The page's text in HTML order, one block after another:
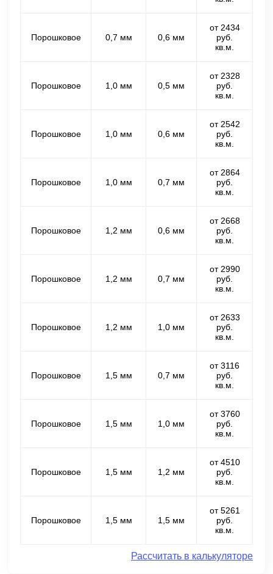
Порошковое 0,7 мм 0,6 мм
от 2434
руб.
кв.м.
Порошковое 1,0 мм 0,5 мм
от 2328
руб.
кв.м.
Порошковое 1,0 мм 0,6 мм
от 2542
руб.
кв.м.
Порошковое 1,0 мм 0,7 мм
от 2864
руб.
кв.м.
Порошковое 1,2 мм 0,6 мм
от 2668
руб.
кв.м.
Порошковое 1,2 мм 0,7 мм
от 2990
руб.
кв.м.
Порошковое 1,2 мм 1,0 мм
от 2633
руб.
кв.м.
Порошковое 1,5 мм 0,7 мм
от 3116
руб.
кв.м.
Порошковое 1,5 мм 1,0 мм
от 3760
руб.
кв.м.
Порошковое 1,5 мм 1,2 мм
от 4510
руб.
кв.м.
Порошковое 1,5 мм 1,5 мм
от 5261
руб.
кв.м.
Рассчитать в калькуляторе